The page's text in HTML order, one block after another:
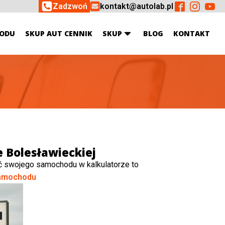
Zadzwoń kontakt@autolab.pl
SKUP AUT CENNIK SKUP BLOG KONTAKT
Bolesławieckiej
samochodu w kalkulatorze to